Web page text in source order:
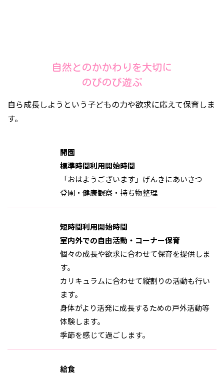
自然とのかかわりを大切に
のびのび遊ぶ
自ら成長しようという子どもの力や欲求に応えて保育しま
す。
開園
標準時間利用開始時間
「おはようございます」げんきにあいさつ
登園・健康観察・持ち物整理
短時間利用開始時間
室内外での自由活動・コーナー保育
個々の成長や欲求に合わせて保育を提供しま
す。
カリキュラムに合わせて縦割りの活動も行い
ます。
身体がより活発に成長するための戸外活動等
体験します。
季節を感じて過ごします。
給食